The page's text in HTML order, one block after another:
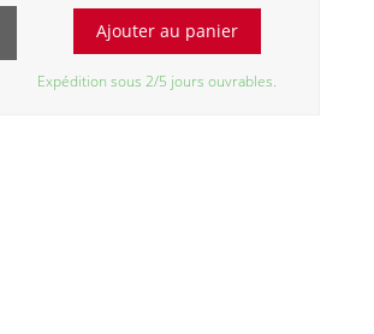
Expédition sous 2/5 jours ouvrables.